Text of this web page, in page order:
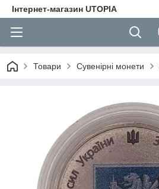
Інтернет-магазин UTOPIA
Товари Сувенірні монети